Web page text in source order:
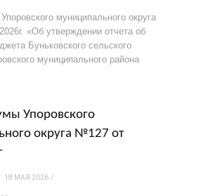
муниципального округа
«Об утверждении отчета об
Буньковского сельского
муниципального района
Упоровского
округа №127 от
18 МАЯ 2026